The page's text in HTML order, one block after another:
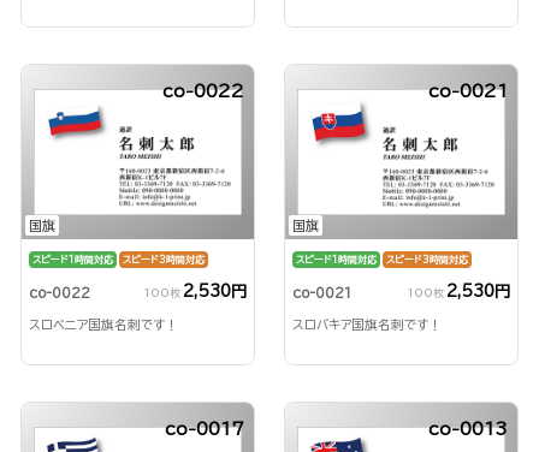
国旗
co-0022
スピード1時間対応 スピード3時間対応
co-0022 100枚 2,530円
スロベニア国旗名刺です！
国旗
co-0021
スピード1時間対応 スピード3時間対応
co-0021 100枚 2,530円
スロバキア国旗名刺です！
co-0017 co-0013